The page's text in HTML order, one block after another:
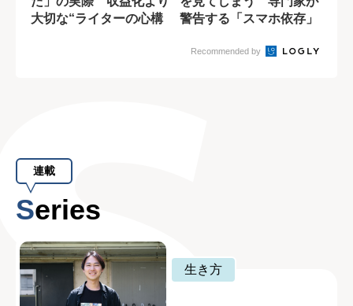
大切な“ライターの心構
警告する「スマホ依存」
Recommended by
連載
Series
生き方